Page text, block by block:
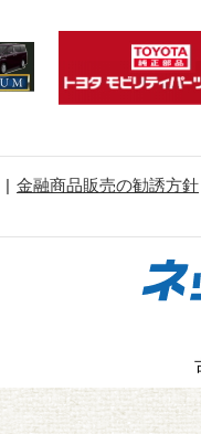
金融商品販売の勧誘方針